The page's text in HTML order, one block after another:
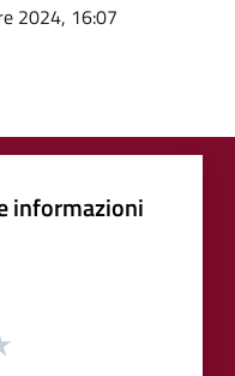
2024, 16:07
informazioni